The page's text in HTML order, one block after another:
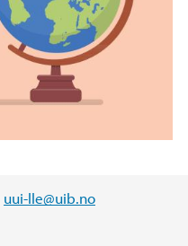
uui-lle@uib.no